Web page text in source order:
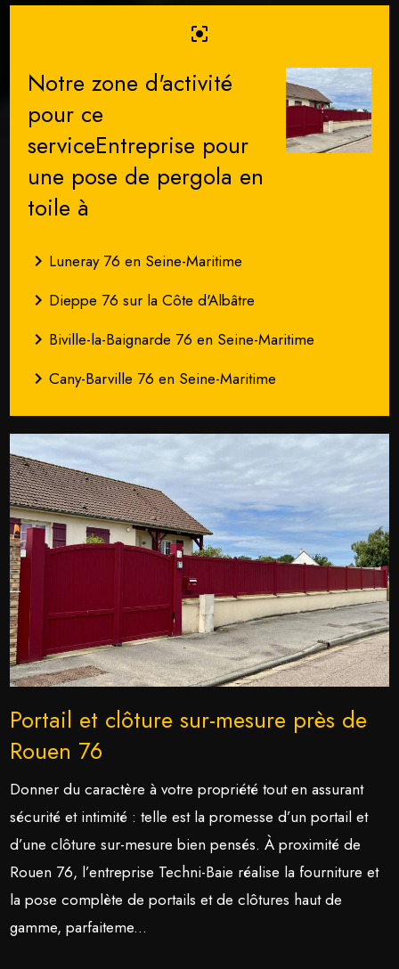
center_focus_strong
Notre zone d'activité
pour ce
serviceEntreprise pour
une pose de pergola en
toile à
navigate_next Luneray 76 en Seine-Maritime
navigate_next Dieppe 76 sur la Côte d'Albâtre
navigate_next Biville-la-Baignarde 76 en Seine-Maritime
navigate_nextCany-Barville 76 en Seine-Maritime
Portail et clôture sur-mesure près de
Rouen 76
Donner du caractère à votre propriété tout en assurant
sécurité et intimité : telle est la promesse d’un portail et
d’une clôture sur-mesure bien pensés. À proximité de
Rouen 76, l’entreprise Techni-Baie réalise la fourniture et
la pose complète de portails et de clôtures haut de
gamme, parfaiteme...